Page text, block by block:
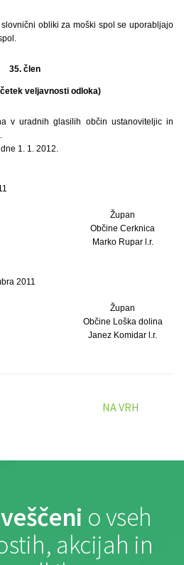
obliki za moški spol se uporabljajo
35. člen
veljavnosti odloka)
v uradnih glasilih občin ustanoviteljic in
1. 1. 2012.
Župan
Občine Cerknica
Marko Rupar l.r.
2011
Župan
Občine Loška dolina
Janez Komidar l.r.
NA VRH
o vseh
akcijah in